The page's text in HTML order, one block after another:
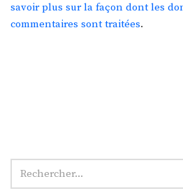
savoir plus sur la façon dont les
commentaires sont traitées.